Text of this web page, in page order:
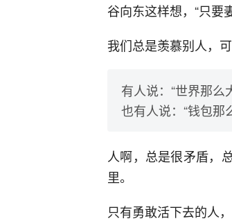
谷向东这样想，“只要
我们总是羡慕别人，
有人说：“世界那么
也有人说：“钱包那
人啊，总是很矛盾，
里。
只有勇敢活下去的人